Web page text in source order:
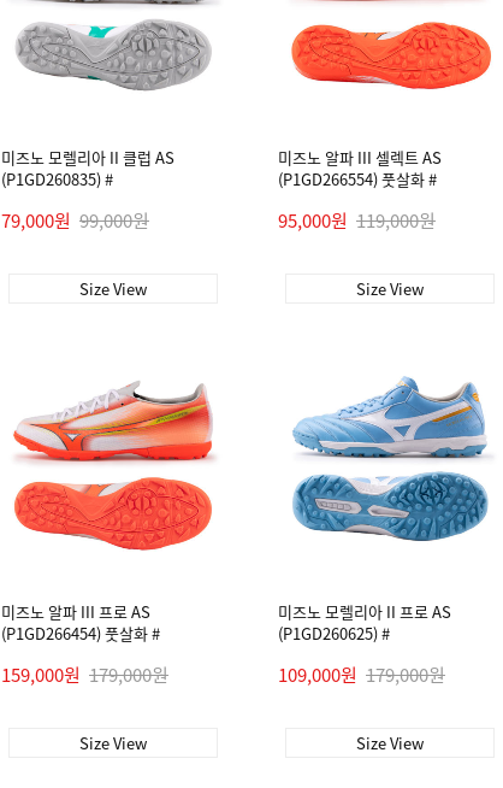
미즈노 모렐리아 II 클럽 AS
(P1GD260835) #
79,000원 99,000원
Size View
미즈노 알파 III 셀렉트 AS
(P1GD266554) 풋살화 #
95,000원 119,000원
Size View
미즈노 알파 III 프로 AS
(P1GD266454) 풋살화 #
159,000원 179,000원
Size View
미즈노 모렐리아 II 프로 AS
(P1GD260625) #
109,000원 179,000원
Size View